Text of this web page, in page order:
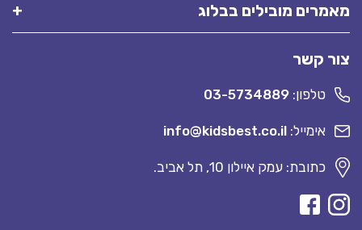
מאמרים מובילים בבלוג
צור קשר
טלפון: 03-5734889
אימייל: info@kidsbest.co.il
כתובת: עמק איילון 10, תל אביב.